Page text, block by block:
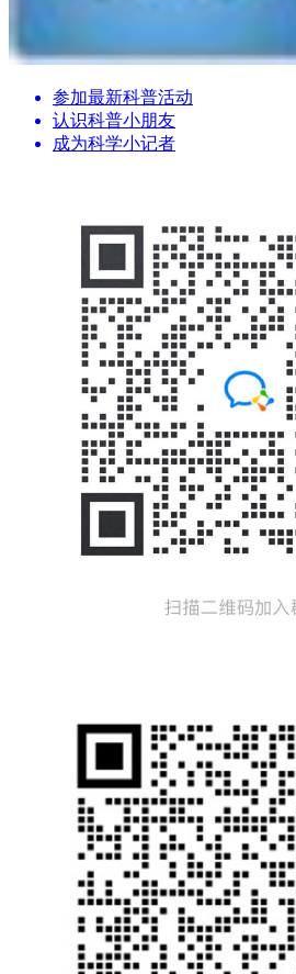
参加最新科普活动
认识科普小朋友
成为科学小记者